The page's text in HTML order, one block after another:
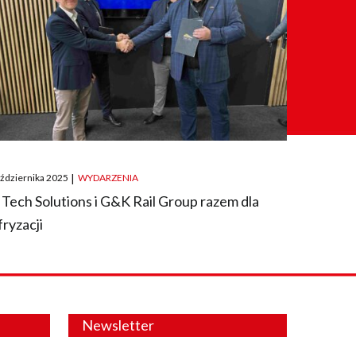
2025 WYDARZENIA
Tech Solutions i G&K Rail Group razem dla
Newsletter